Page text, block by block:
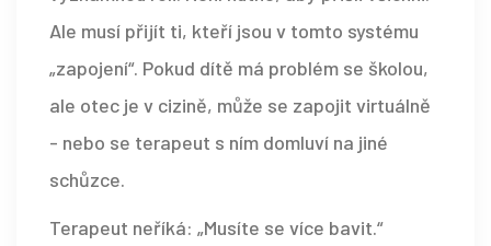
Ale musí přijít ti, kteří jsou v tomto systému
„zapojení“. Pokud dítě má problém se školou,
ale otec je v cizině, může se zapojit virtuálně
- nebo se terapeut s ním domluví na jiné
schůzce.
Terapeut neříká: „Musíte se více bavit.“